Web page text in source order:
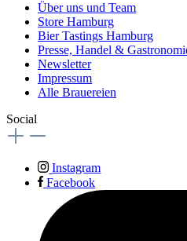
Über uns und Team
Store Hamburg
Bier Tastings Hamburg
Presse, Handel &
Newsletter
Impressum
Alle Brauereien
Social
Instagram
Facebook